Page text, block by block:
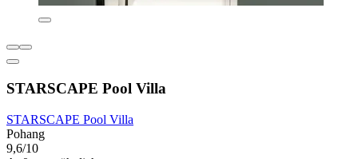
STARSCAPE Pool Villa
STARSCAPE Pool Villa
Pohang
9,6/10